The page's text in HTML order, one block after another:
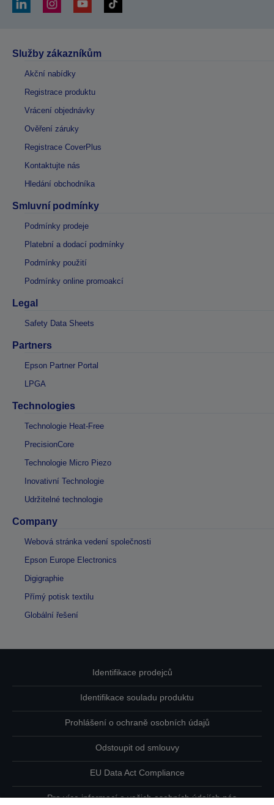
Služby zákazníkům
Akční nabídky
Registrace produktu
Vrácení objednávky
Ověření záruky
Registrace CoverPlus
Kontaktujte nás
Hledání obchodníka
Smluvní podmínky
Podmínky prodeje
Platební a dodací podmínky
Podmínky použití
Podmínky online promoakcí
Legal
Safety Data Sheets
Partners
Epson Partner Portal
LPGA
Technologies
Technologie Heat-Free
PrecisionCore
Technologie Micro Piezo
Inovativní Technologie
Udržitelné technologie
Company
Webová stránka vedení společnosti
Epson Europe Electronics
Digigraphie
Přímý potisk textilu
Globální řešení
Identifikace prodejců
Identifikace souladu produktu
Prohlášení o ochraně osobních údajů
Odstoupit od smlouvy
EU Data Act Compliance
Pro více informací o vašich osobních údajích nás